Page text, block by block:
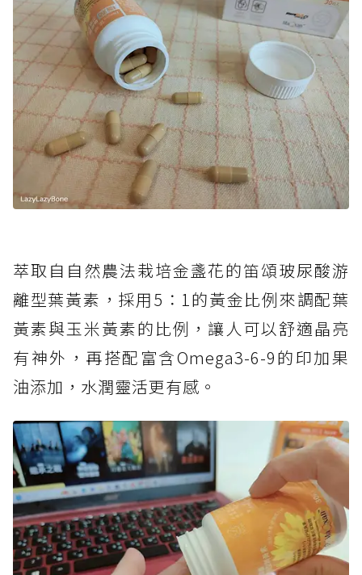
萃取自自然農法栽培金盞花的笛頌玻尿酸游
離型葉黃素，採用5：1的黃金比例來調配葉
黃素與玉米黃素的比例，讓人可以舒適晶亮
有神外，再搭配富含Omega3-6-9的印加果
油添加，水潤靈活更有感。